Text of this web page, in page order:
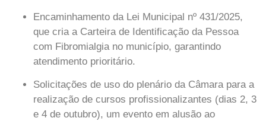
Encaminhamento da Lei Municipal nº 431/2025,
que cria a Carteira de Identificação da Pessoa
com Fibromialgia no município, garantindo
atendimento prioritário.
Solicitações de uso do plenário da Câmara para a
realização de cursos profissionalizantes (dias 2, 3
e 4 de outubro), um evento em alusão ao